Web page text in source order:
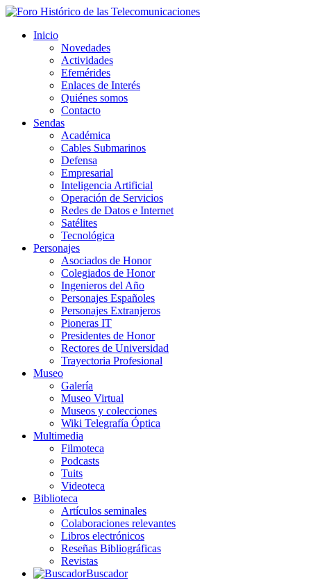
Inicio
Novedades
Actividades
Efemérides
Enlaces de Interés
Quiénes somos
Contacto
Sendas
Académica
Cables Submarinos
Defensa
Empresarial
Inteligencia Artificial
Operación de Servicios
Redes de Datos e Internet
Satélites
Tecnológica
Personajes
Asociados de Honor
Colegiados de Honor
Ingenieros del Año
Personajes Españoles
Personajes Extranjeros
Pioneras IT
Presidentes de Honor
Rectores de Universidad
Trayectoria Profesional
Museo
Galería
Museo Virtual
Museos y colecciones
Wiki Telegrafía Óptica
Multimedia
Filmoteca
Podcasts
Tuits
Videoteca
Biblioteca
Artículos seminales
Colaboraciones relevantes
Libros electrónicos
Reseñas Bibliográficas
Revistas
Buscador